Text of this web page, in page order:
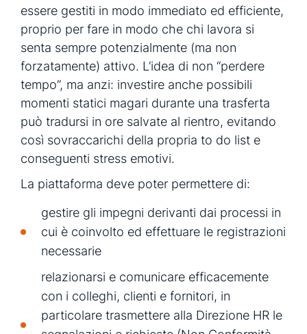
essere gestiti in modo immediato ed efficiente,
proprio per fare in modo che chi lavora si
senta sempre potenzialmente (ma non
forzatamente) attivo. L’idea di non “perdere
tempo”, ma anzi: investire anche possibili
momenti statici magari durante una trasferta
può tradursi in ore salvate al rientro, evitando
così sovraccarichi della propria to do list e
conseguenti stress emotivi.
La piattaforma deve poter permettere di:
gestire gli impegni derivanti dai processi in
cui è coinvolto ed effettuare le registrazioni
necessarie
relazionarsi e comunicare efficacemente
con i colleghi, clienti e fornitori, in
particolare trasmettere alla Direzione HR le